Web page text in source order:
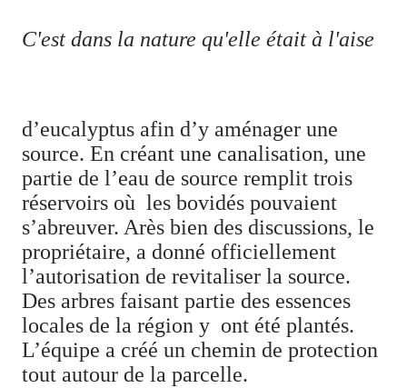
C'est dans la nature qu'elle était à l'aise
d’eucalyptus afin d’y aménager une
source. En créant une canalisation, une
partie de l’eau de source remplit trois
réservoirs où les bovidés pouvaient
s’abreuver. Arès bien des discussions, le
propriétaire, a donné officiellement
l’autorisation de revitaliser la source.
Des arbres faisant partie des essences
locales de la région y ont été plantés.
L’équipe a créé un chemin de protection
tout autour de la parcelle.